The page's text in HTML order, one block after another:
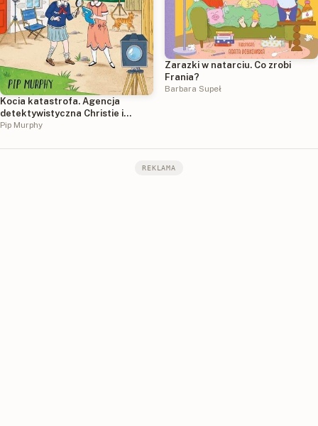
Kocia katastrofa. Agencja
detektywistyczna Christie i
Agaty. Tom 8
Pip Murphy
Zarazki w natarciu. Co zrobi
Frania?
Barbara Supeł
REKLAMA